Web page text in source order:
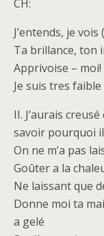
CH:
J’entends, je vois
Ta brillance, ton
Apprivoise –
Je suis tres faible
II. J’aurais
savoir pourquoi
On ne m’a pas
Goûter a la
Ne laissant que
Donne moi ta
a gelé